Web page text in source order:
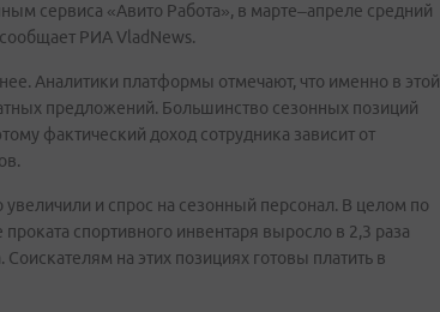
сервиса «Авито Работа», в марте–апреле средний
РИА VladNews.
Аналитики платформы отмечают, что именно в этой
предложений. Большинство сезонных позиций
фактический доход сотрудника зависит от
увеличили и спрос на сезонный персонал. В целом по
спортивного инвентаря выросло в 2,3 раза
на этих позициях готовы платить в